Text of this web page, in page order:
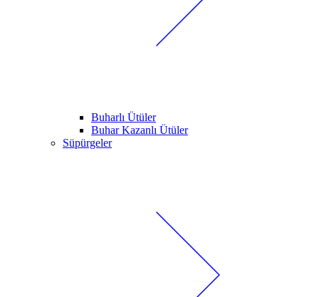
Buharlı Ütüler
Buhar Kazanlı Ütüler
Süpürgeler